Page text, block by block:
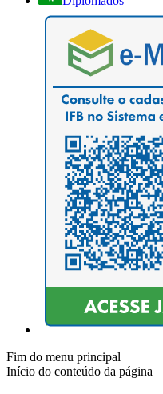
Fim do menu principal
Início do conteúdo da página